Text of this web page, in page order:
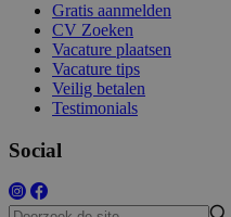
Gratis aanmelden
CV Zoeken
Vacature plaatsen
Vacature tips
Veilig betalen
Testimonials
Social